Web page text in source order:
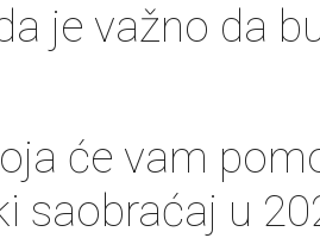
je važno da
će vam
saobraćaj u